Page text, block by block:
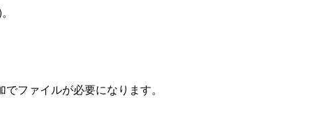
ファイルが必要になります。